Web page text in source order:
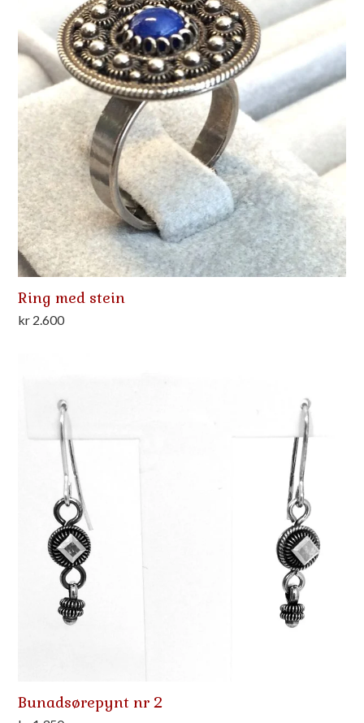
Ring med stein
kr 2.600
Bunadsørepynt nr 2